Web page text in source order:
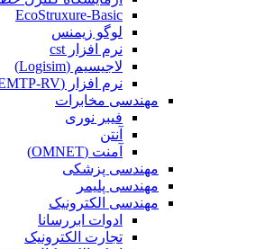
EcoStruxure-Basic
لوگو زیمنس
نرم افزار cst
لاجیسیم (Logisim)
نرم افزار (EMTP-RV)
مهندسی مخابرات
فیبر نوری
آنتن
آمنت (OMNET)
مهندسی پزشکی
مهندسی پلیمر
مهندسی الکترونیک
ادوات ابررسانا
تجارت الکترونیک